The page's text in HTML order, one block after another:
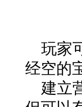
玩家
经空的
建立